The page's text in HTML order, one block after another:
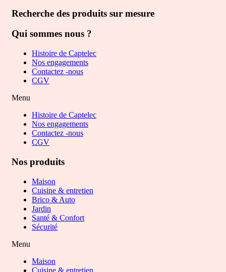
Recherche des produits sur mesure
Qui sommes nous ?
Histoire de Captelec
Nos engagements
Contactez -nous
CGV
Menu
Histoire de Captelec
Nos engagements
Contactez -nous
CGV
Nos produits
Maison
Cuisine & entretien
Brico & Auto
Jardin
Santé & Confort
Sécurité
Menu
Maison
Cuisine & entretien